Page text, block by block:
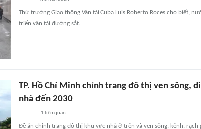
Thứ trưởng Giao thông Vận tải Cuba Luis Roberto Roces cho biết,
triển vận tải đường sắt.
TP. Hồ Chí Minh chỉnh trang đô thị ven sông,
nhà đến 2030
1 liên quan
Đề án chỉnh trang đô thị khu vực nhà ở trên và ven sông, kênh, rạch